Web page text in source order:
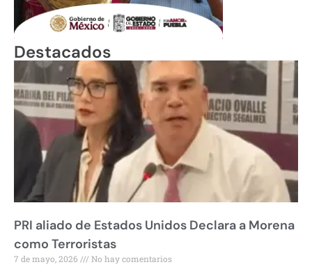
Destacados
PRI aliado de Estados Unidos Declara a Morena
como Terroristas
7 de mayo, 2026 No hay comentarios